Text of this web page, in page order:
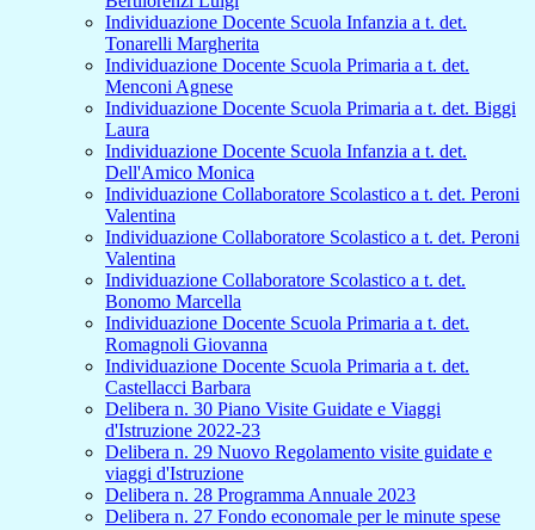
Individuazione Docente Scuola Infanzia a t. det.
Tonarelli Margherita
Individuazione Docente Scuola Primaria a t. det.
Menconi Agnese
Individuazione Docente Scuola Primaria a t. det. Biggi
Laura
Individuazione Docente Scuola Infanzia a t. det.
Dell'Amico Monica
Individuazione Collaboratore Scolastico a t. det. Peroni
Valentina
Individuazione Collaboratore Scolastico a t. det. Peroni
Valentina
Individuazione Collaboratore Scolastico a t. det.
Bonomo Marcella
Individuazione Docente Scuola Primaria a t. det.
Romagnoli Giovanna
Individuazione Docente Scuola Primaria a t. det.
Castellacci Barbara
Delibera n. 30 Piano Visite Guidate e Viaggi
d'Istruzione 2022-23
Delibera n. 29 Nuovo Regolamento visite guidate e
viaggi d'Istruzione
Delibera n. 28 Programma Annuale 2023
Delibera n. 27 Fondo economale per le minute spese